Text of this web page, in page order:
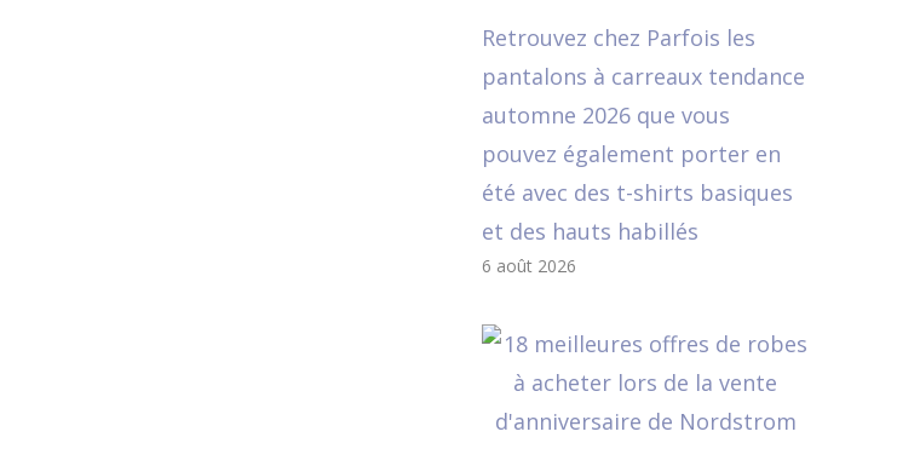
Retrouvez chez Parfois les
pantalons à carreaux tendance
automne 2026 que vous
pouvez également porter en
été avec des t-shirts basiques
et des hauts habillés
6 août 2026